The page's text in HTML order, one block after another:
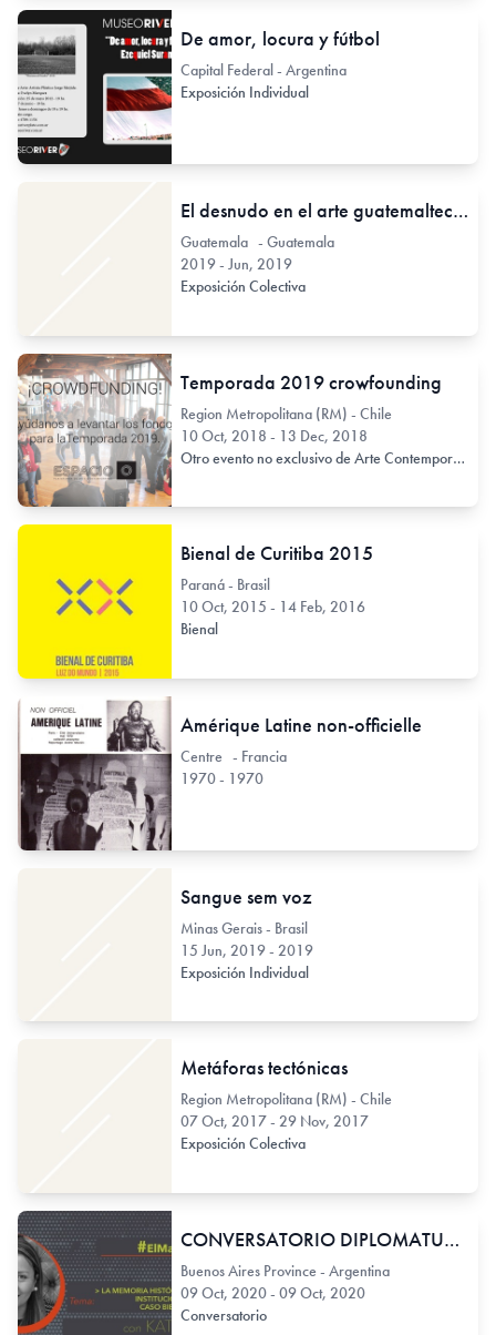
De amor, locura y fútbol
Capital Federal - Argentina
Exposición Individual
El desnudo en el arte guatemalteco en el Archivo FUNBA
Guatemala - Guatemala
2019 - Jun, 2019
Exposición Colectiva
Temporada 2019 crowfounding
Region Metropolitana (RM) - Chile
10 Oct, 2018 - 13 Dec, 2018
Otro evento no exclusivo de Arte Contemporáneo
Bienal de Curitiba 2015
Paraná - Brasil
10 Oct, 2015 - 14 Feb, 2016
Bienal
Amérique Latine non-officielle
Centre - Francia
1970 - 1970
Sangue sem voz
Minas Gerais - Brasil
15 Jun, 2019 - 2019
Exposición Individual
Metáforas tectónicas
Region Metropolitana (RM) - Chile
07 Oct, 2017 - 29 Nov, 2017
Exposición Colectiva
CONVERSATORIO DIPLOMATURA GESTIÓN EN PROYECTOS CULTURALES 2020
Buenos Aires Province - Argentina
09 Oct, 2020 - 09 Oct, 2020
Conversatorio